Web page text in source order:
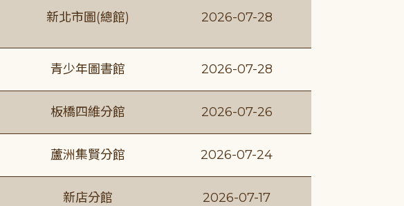
新北市圖(總館) 2026-07-28
青少年圖書館 2026-07-28
板橋四維分館 2026-07-26
蘆洲集賢分館 2026-07-24
新店分館 2026-07-17